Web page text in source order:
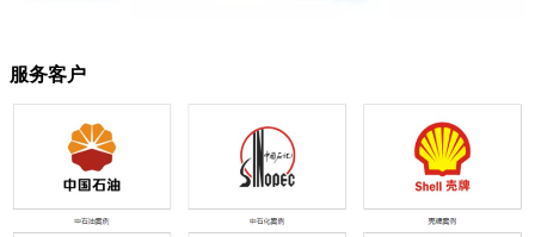
服务客户